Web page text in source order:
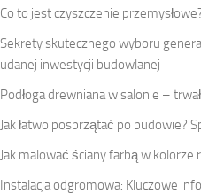
Co to jest czyszczenie
Sekrety skutecznego wyboru
udanej inwestycji budowlanej
Podłoga drewniana w salonie –
Jak łatwo posprzątać po budowie?
Jak malować ściany farbą w kolorze
Instalacja odgromowa: Kluczowe